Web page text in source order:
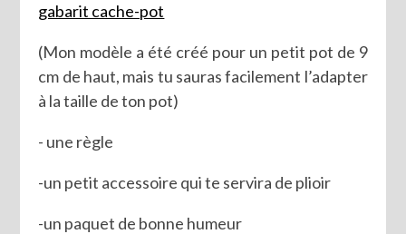
gabarit cache-pot
(Mon modèle a été créé pour un petit pot de 9
cm de haut, mais tu sauras facilement l’adapter
à la taille de ton pot)
- une règle
-un petit accessoire qui te servira de plioir
-un paquet de bonne humeur